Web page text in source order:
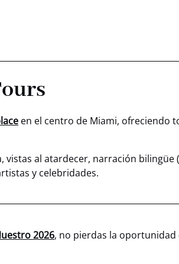
en el centro de Miami, ofreciendo
al atardecer, narración
y celebridades.
2026, no pierdas la